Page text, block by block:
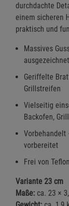
durchdachte
einem sicheren
praktisch und
Massives
Geriffelte
Grillstreifen
Vielseitig
Backofen,
Vorbehandelt
vorbereitet
Frei von
Variante 23 cm
Maße: ca. 23 ×